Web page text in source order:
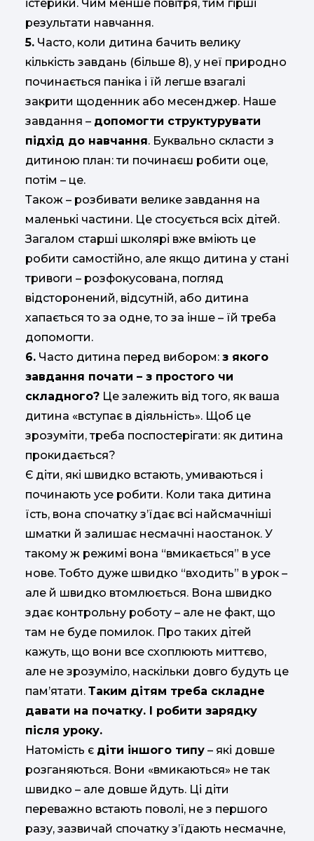
істерики. Чим менше повітря, тим гірші
результати навчання.
5. Часто, коли дитина бачить велику
кількість завдань (більше 8), у неї природно
починається паніка і їй легше взагалі
закрити щоденник або месенджер. Наше
завдання – допомогти структурувати
підхід до навчання. Буквально скласти з
дитиною план: ти починаєш робити оце,
потім – це.
Також – розбивати велике завдання на
маленькі частини. Це стосується всіх дітей.
Загалом старші школярі вже вміють це
робити самостійно, але якщо дитина у стані
тривоги – розфокусована, погляд
відсторонений, відсутній, або дитина
хапається то за одне, то за інше – їй треба
допомогти.
6. Часто дитина перед вибором: з якого
завдання почати – з простого чи
складного? Це залежить від того, як ваша
дитина «вступає в діяльність». Щоб це
зрозуміти, треба поспостерігати: як дитина
прокидається?
Є діти, які швидко встають, умиваються і
починають усе робити. Коли така дитина
їсть, вона спочатку з’їдає всі найсмачніші
шматки й залишає несмачні наостанок. У
такому ж режимі вона “вмикається” в усе
нове. Тобто дуже швидко “входить” в урок –
але й швидко втомлюється. Вона швидко
здає контрольну роботу – але не факт, що
там не буде помилок. Про таких дітей
кажуть, що вони все схоплюють миттєво,
але не зрозуміло, наскільки довго будуть це
пам’ятати. Таким дітям треба складне
давати на початку. І робити зарядку
після уроку.
Натомість є діти іншого типу – які довше
розганяються. Вони «вмикаються» не так
швидко – але довше йдуть. Ці діти
переважно встають поволі, не з першого
разу, зазвичай спочатку з’їдають несмачне,